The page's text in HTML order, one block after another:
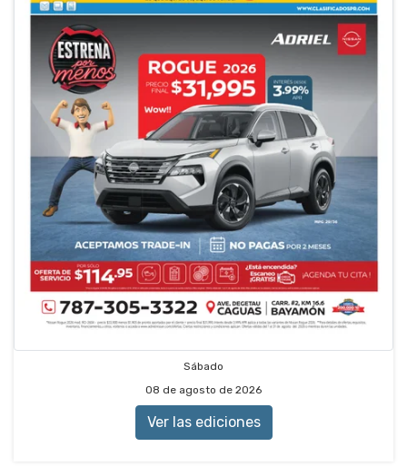
Sábado
08 de agosto de 2026
Ver las ediciones